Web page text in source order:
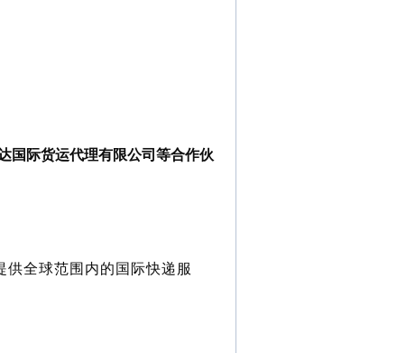
国际货运代理有限公司等合作伙
供全球范围内的国际快递服